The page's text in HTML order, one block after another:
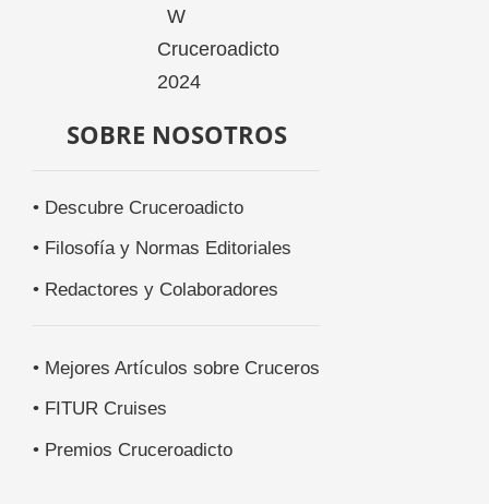
SOBRE NOSOTROS
• Descubre Cruceroadicto
• Filosofía y Normas Editoriales
• Redactores y Colaboradores
• Mejores Artículos sobre Cruceros
• FITUR Cruises
• Premios Cruceroadicto